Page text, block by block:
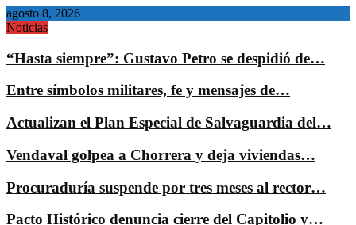
agosto 8, 2026
Noticias
“Hasta siempre”: Gustavo Petro se despidió de…
Entre símbolos militares, fe y mensajes de…
Actualizan el Plan Especial de Salvaguardia del…
Vendaval golpea a Chorrera y deja viviendas…
Procuraduría suspende por tres meses al rector…
Pacto Histórico denuncia cierre del Capitolio y…